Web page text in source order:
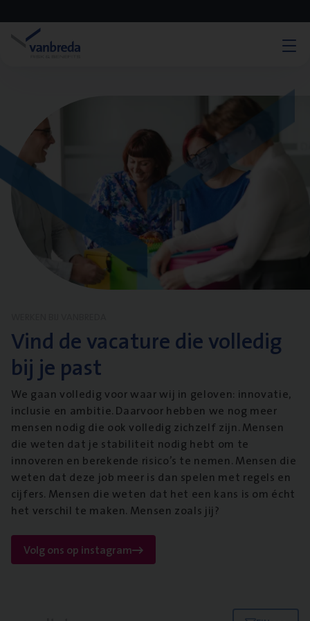
Vind de vacature die volledig
bij je past
We gaan volledig voor waar wij in geloven: innovatie,
inclusie en ambitie. Daarvoor hebben we nog meer
mensen nodig die ook volledig zichzelf zijn. Mensen
die weten dat je stabiliteit nodig hebt om te
innoveren en berekende risico’s te nemen. Mensen die
weten dat deze job meer is dan spelen met regels en
cijfers. Mensen die weten dat het een kans is om écht
het verschil te maken. Mensen zoals jij?
Volg ons op instagram